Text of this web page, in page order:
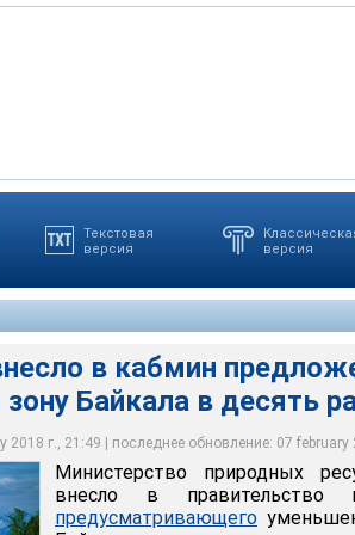
Текстовая
версия
версия
в кабмин
Байкала в десять
2018 г., 21:49 | последнее обновление: 07 february
ресурсов и экологии РФ внесло в
уменьшение
в ходе "прямой линии" с президентом
Ольхон, расположенного на Байкале,
территории они лишены возможности
Министерство природных
внесло в правительство
предусматривающего